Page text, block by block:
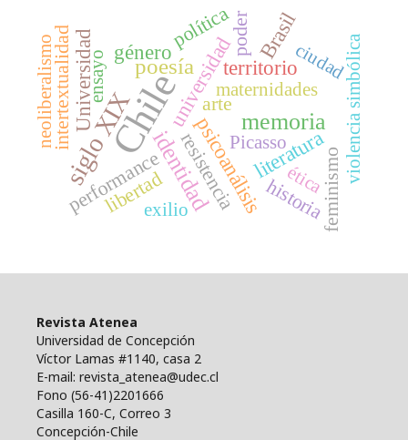
Chile
siglo XIXidentidad
memoria
poesía
psicoanálisis
universidad
Universidad
literatura
territorio
género Brasil
performance
libertad
arte
historia
intertextualidad poder
política
resistencia feminismo
maternidades
ciudad
Picasso
ética
exilio
neoliberalismo violencia simbólica
ensayo
Revista Atenea
Universidad de Concepción
Víctor Lamas #1140, casa 2
E-mail: revista_atenea@udec.cl
Fono (56-41)2201666
Casilla 160-C, Correo 3
Concepción-Chile